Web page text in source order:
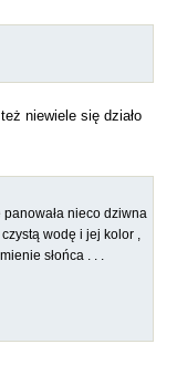
niewiele się działo
nieco dziwna
wodę i jej kolor ,
słońca . . .